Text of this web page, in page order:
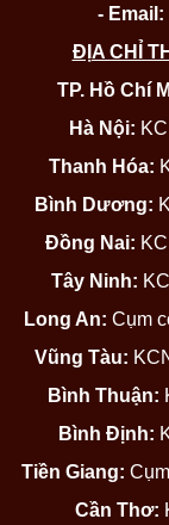
- Email:
ĐỊA CHỈ
TP. Hồ Chí
Hà Nội:
Thanh Hóa:
Bình Dương:
Đồng Nai:
Tây Ninh:
Long An: Cụm
Vũng Tàu:
Bình Thuận:
Bình Định:
Tiền Giang:
Cần Thơ: